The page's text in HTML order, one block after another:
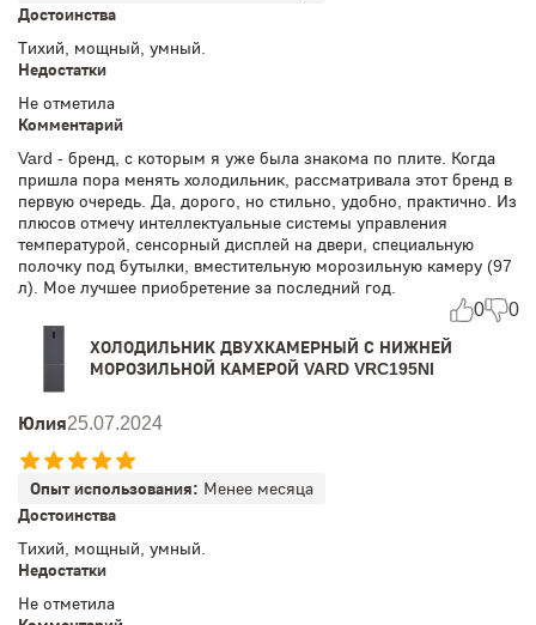
Достоинства
Тихий, мощный, умный.
Недостатки
Не отметила
Комментарий
Vard - бренд, с которым я уже была знакома по плите. Когда
пришла пора менять холодильник, рассматривала этот бренд в
первую очередь. Да, дорого, но стильно, удобно, практично. Из
плюсов отмечу интеллектуальные системы управления
температурой, сенсорный дисплей на двери, специальную
полочку под бутылки, вместительную морозильную камеру (97
л). Мое лучшее приобретение за последний год.
0 0
ХОЛОДИЛЬНИК ДВУХКАМЕРНЫЙ С НИЖНЕЙ
МОРОЗИЛЬНОЙ КАМЕРОЙ VARD VRC195NI
Юлия25.07.2024
Опыт использования: Менее месяца
Достоинства
Тихий, мощный, умный.
Недостатки
Не отметила